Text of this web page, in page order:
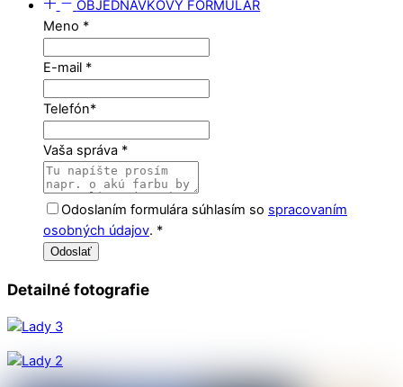
OBJEDNÁVKOVÝ FORMULÁR
Meno *
E-mail *
Telefón*
Vaša správa *
Odoslaním formulára súhlasím so spracovaním
osobných údajov. *
Odoslať
Detailné fotografie